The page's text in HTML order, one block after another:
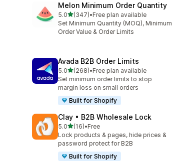
Melon Minimum Order Quantity
5.0滿分 5 顆星
(347)
共有 347 則評價
•Free plan available
Set Minimum Quantity (MOQ), Minimum
Order Value & Order Limits
Avada B2B Order Limits
5.0滿分 5 顆星
(268)
共有 268 則評價
•Free plan available
Set minimum order limits to stop
margin loss on small orders
Built for Shopify
Clay • B2B Wholesale Lock
5.0滿分 5 顆星
(16)
共有 16 則評價
•Free
Lock products & pages, hide prices &
password protect for B2B
Built for Shopify